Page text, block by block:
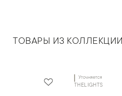
ТОВАРЫ ИЗ КОЛЛЕКЦИИ
Уточняется
THELIGHTS